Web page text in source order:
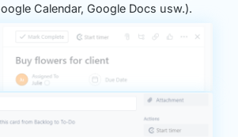
Calendar, Google Docs usw.).